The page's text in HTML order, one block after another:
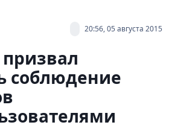
20:56, 05 августа 2015
соблюдение